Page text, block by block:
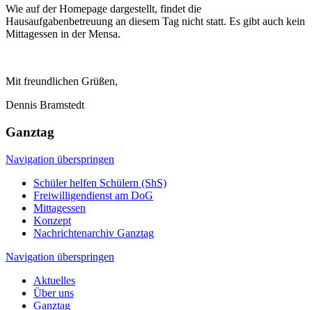
Wie auf der Homepage dargestellt, findet die
Hausaufgabenbetreuung an diesem Tag nicht statt. Es gibt auch kein
Mittagessen in der Mensa.
Mit freundlichen Grüßen,
Dennis Bramstedt
Ganztag
Navigation überspringen
Schüler helfen Schülern (ShS)
Freiwilligendienst am DoG
Mittagessen
Konzept
Nachrichtenarchiv Ganztag
Navigation überspringen
Aktuelles
Über uns
Ganztag